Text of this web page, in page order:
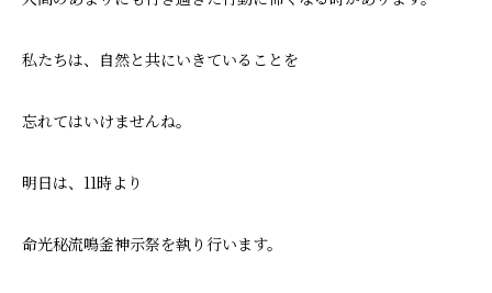
私たちは、自然と共にいきていることを
忘れてはいけませんね。
明日は、11時より
命光秘流鳴釜神示祭を執り行います。